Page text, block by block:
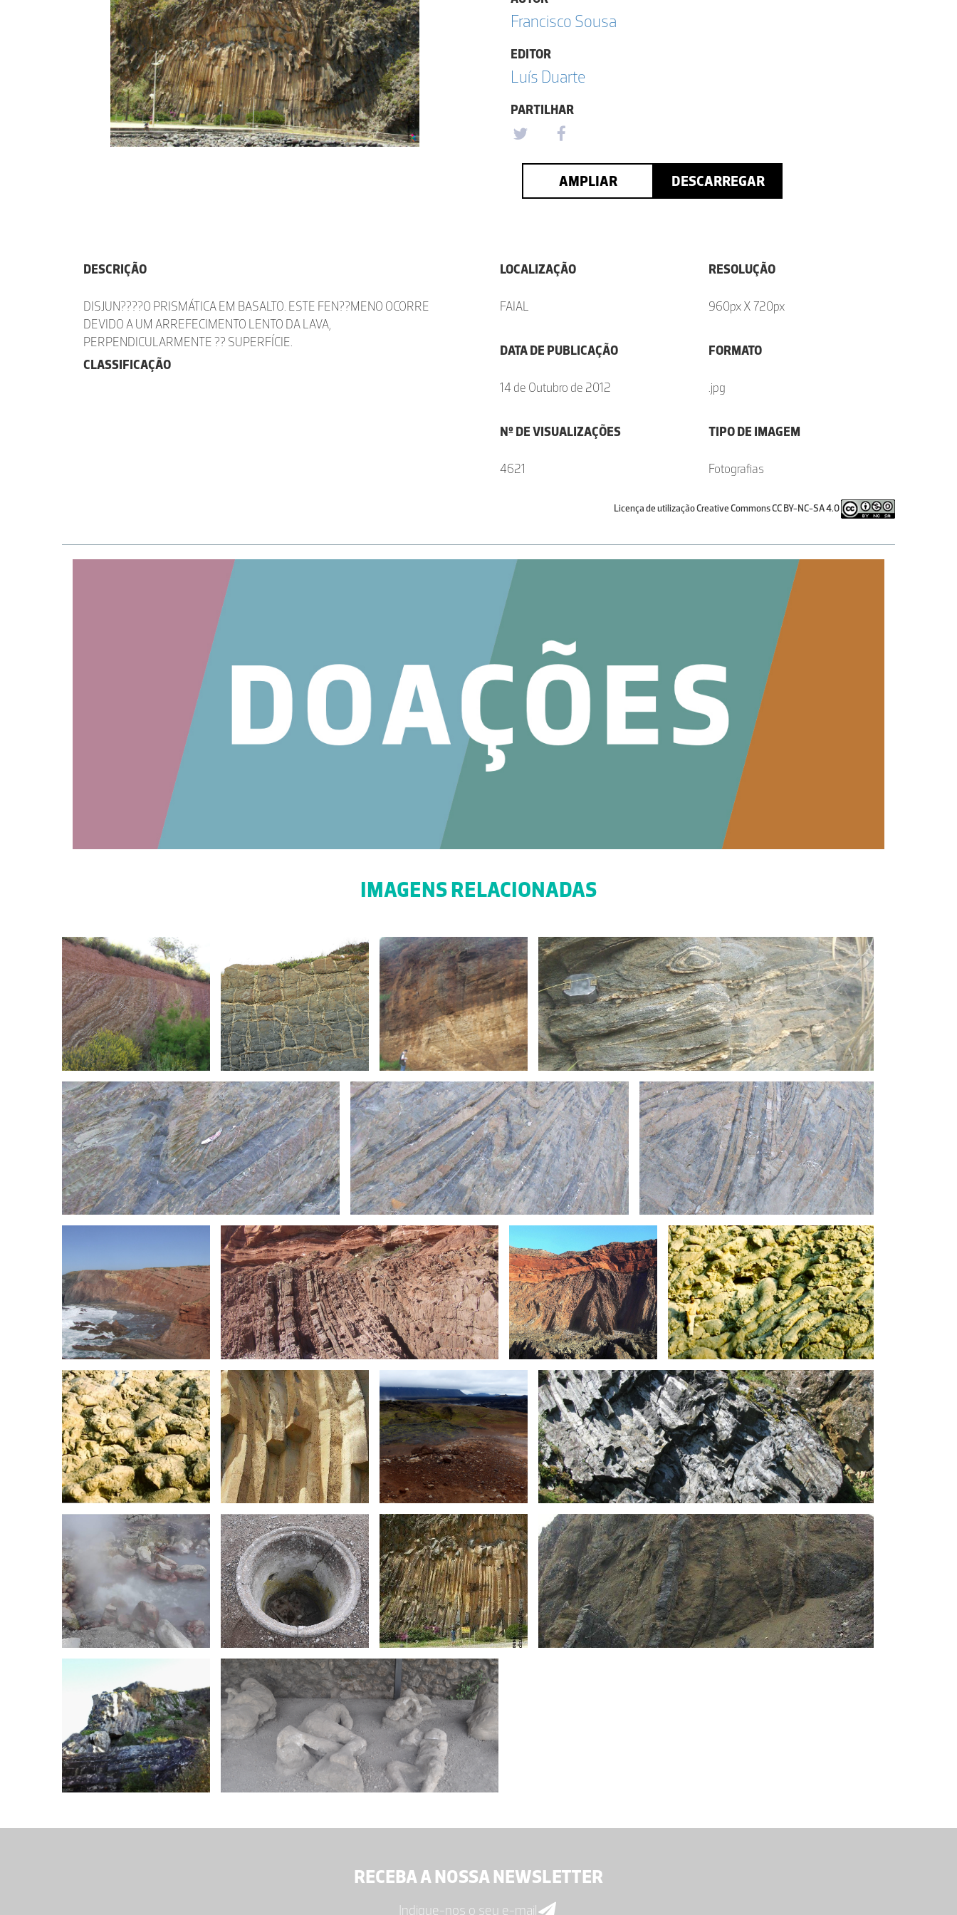
Francisco Sousa
EDITOR
Luís Duarte
PARTILHAR
AMPLIAR DESCARREGAR
DESCRIÇÃO
DISJUN????O PRISMÁTICA EM BASALTO. ESTE FEN??MENO OCORRE
DEVIDO A UM ARREFECIMENTO LENTO DA LAVA,
PERPENDICULARMENTE ?? SUPERFÍCIE.
CLASSIFICAÇÃO
LOCALIZAÇÃO
FAIAL
DATA DE PUBLICAÇÃO
14 de Outubro de 2012
Nº DE VISUALIZAÇÕES
4621
RESOLUÇÃO
960px X 720px
FORMATO
.jpg
TIPO DE IMAGEM
Fotografias
Licença de utilização Creative Commons CC BY-NC-SA 4.0
IMAGENS RELACIONADAS
RECEBA A NOSSA NEWSLETTER